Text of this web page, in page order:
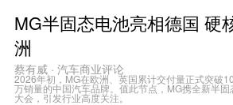
MG半固态电池亮相德国 硬
洲
蔡有威 · 汽车商业评论
2026年初，MG在欧洲、英国累计交付量正式突破
万销量的中国汽车品牌。值此节点，MG携全新半
大会，引发行业高度关注。